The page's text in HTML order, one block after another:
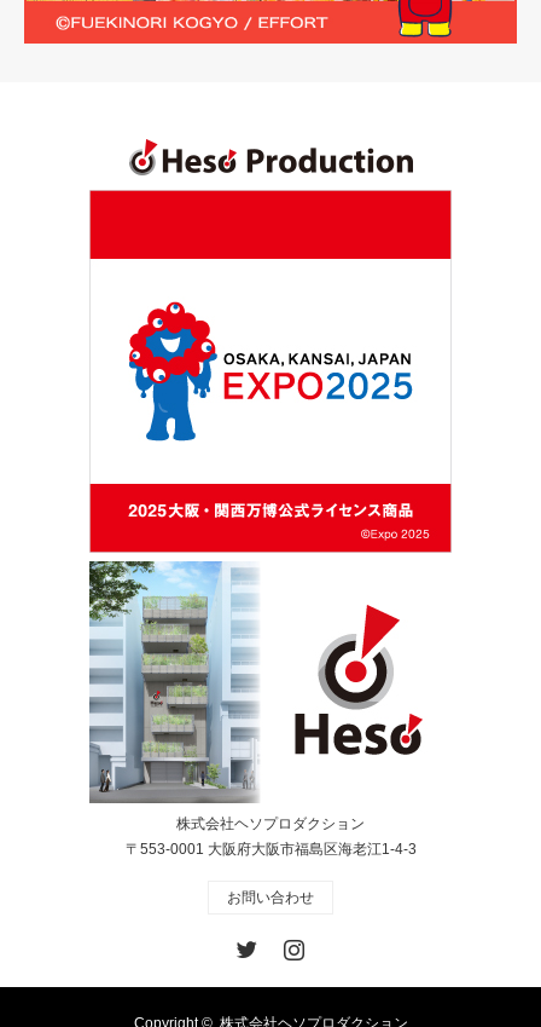
株式会社ヘソプロダクション
〒553-0001 大阪府大阪市福島区海老江1-4-3
お問い合わせ